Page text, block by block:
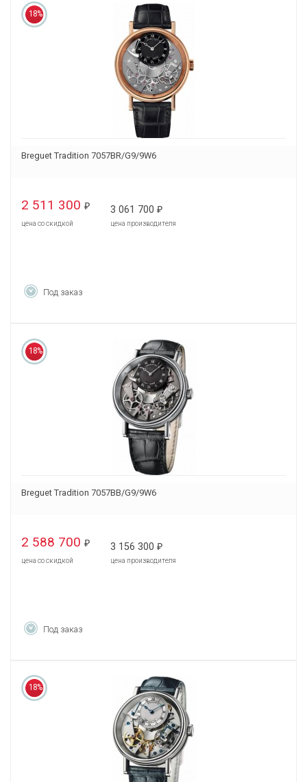
18%
Breguet Tradition 7057BR/G9/9W6
2 511 300 ₽
цена со скидкой
3 061 700 ₽
цена производителя
Под заказ
18%
Breguet Tradition 7057BB/G9/9W6
2 588 700 ₽
цена со скидкой
3 156 300 ₽
цена производителя
Под заказ
18%